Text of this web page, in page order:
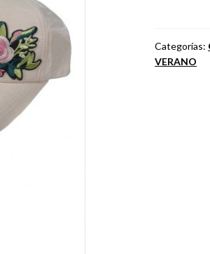
C
cantidad
Categorías:
VERANO